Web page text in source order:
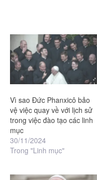
Vì sao Đức Phanxicô bảo
vệ việc quay về với lịch sử
trong việc đào tạo các linh
mục
30/11/2024
Trong "Linh mục"